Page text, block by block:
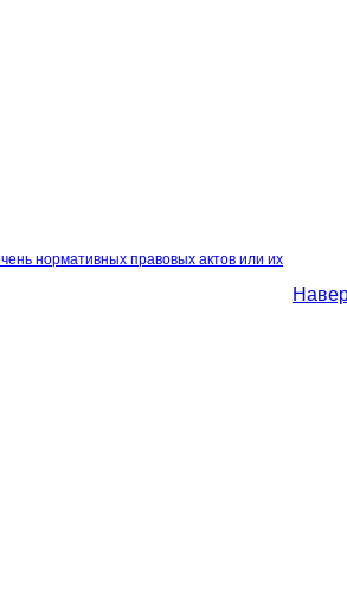
нормативных правовых актов или их